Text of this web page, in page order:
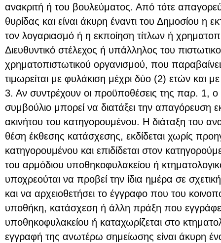
ανακριτή ή του βουλεύματος. Από τότε
θυρίδας και είναι άκυρη έναντι του Δημοσίου η
τον λογαριασμό ή η εκποίηση τίτλων ή
Διευθυντικό στέλεχος ή υπάλληλος του
χρηματοπιστωτικού οργανισμού, που
τιμωρείται με φυλάκιση μέχρι δύο (2) ετών και
3. Αν συντρέχουν οι προϋποθέσεις της παρ. 1, ο
συμβούλιο μπορεί να διατάξει την απαγόρευση
ακινήτου του κατηγορουμένου. Η διάταξη του
θέση έκθεσης κατάσχεσης, εκδίδεται χωρίς
κατηγορουμένου και επιδίδεται στον
του αρμόδιου υποθηκοφυλακείου ή
υποχρεούται να προβεί την ίδια ημέρα σε
και να αρχειοθετήσει το έγγραφο που του
υποθήκη, κατάσχεση ή άλλη πράξη που
υποθηκοφυλακείου ή καταχωρίζεται στο
εγγραφή της ανωτέρω σημείωσης είναι άκυρη